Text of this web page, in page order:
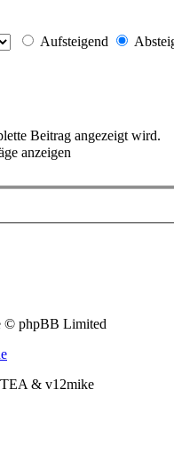
Aufsteigend
Beitrag angezeigt wird.
anzeigen
© phpBB Limited
& v12mike